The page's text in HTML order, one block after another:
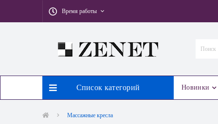
Время работы
Список категорий Новинки
Массажные кресла